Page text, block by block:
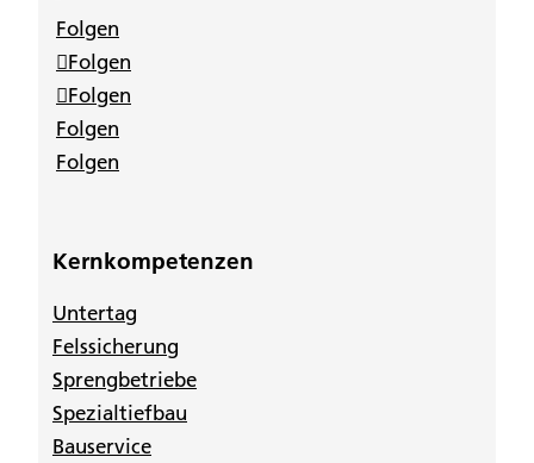
Folgen
Folgen
Folgen
Folgen
Folgen
Kernkompetenzen
Untertag
Felssicherung
Sprengbetriebe
Spezialtiefbau
Bauservice